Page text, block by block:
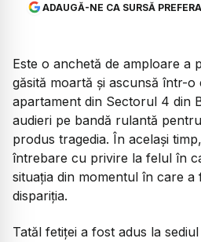
ADAUGĂ-NE CA SURSĂ
Este o anchetă de amploare a
găsită moartă și ascunsă într-
apartament din Sectorul 4 din
audieri pe bandă rulantă
produs tragedia. În același
întrebare cu privire la felul în
situația din momentul în care
dispariția.
Tatăl fetiței a fost adus la